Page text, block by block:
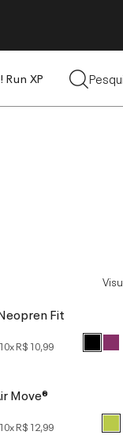
Run XP
Fit
10xR$ 10,99
Move®
10xR$ 12,99